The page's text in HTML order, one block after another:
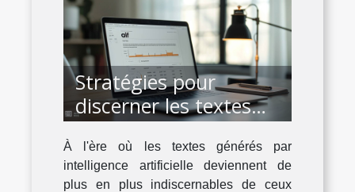
Stratégies pour
discerner les textes
générés par
intelligence artificielle
À l'ère où les textes générés par
intelligence artificielle deviennent de
plus en plus indiscernables de ceux